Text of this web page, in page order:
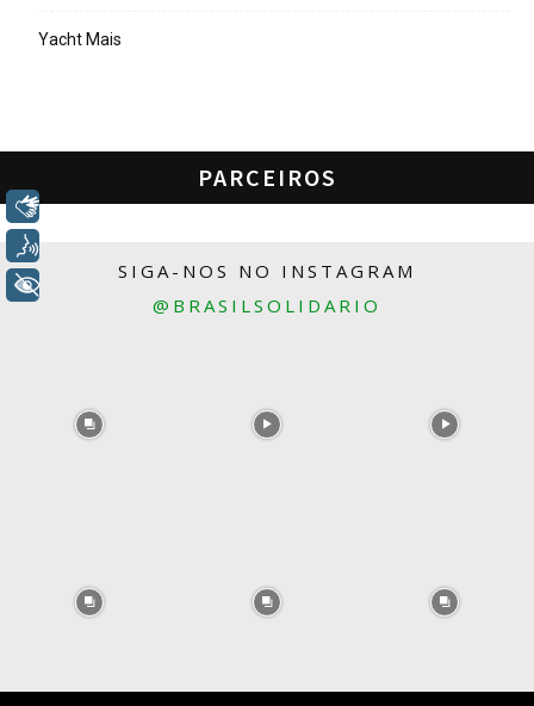
Yacht Mais
PARCEIROS
SIGA-NOS NO INSTAGRAM
@BRASILSOLIDARIO
Libras
+ Acessibilidade